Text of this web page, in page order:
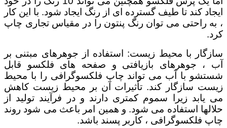
ایجاد کند تا طیف گسترده ای از رنگ ایجاد شود. با این کار
، به راحتی می توان رنگ پنتون را در مقیاس تجاری چاپ
کرد.
سازگار با محیط زیست: استفاده از جوهرهای مبتنی بر
آب ، جوهرهای بازیافتی و صفحه های فلکسو قابل
شستشو با آب می تواند چاپ فلکسوگرافی را با محیط
زیست سازگار کند. تأثیرات آن بر محیط زیست کاهش
می یابد زیرا سموم کمتری دارند و در فرآیند تولید از
حلالها استفاده می شود. و همین امر باعث می شود روند
چاپ فلكسوگرافی ، کاربر پسند باشد.